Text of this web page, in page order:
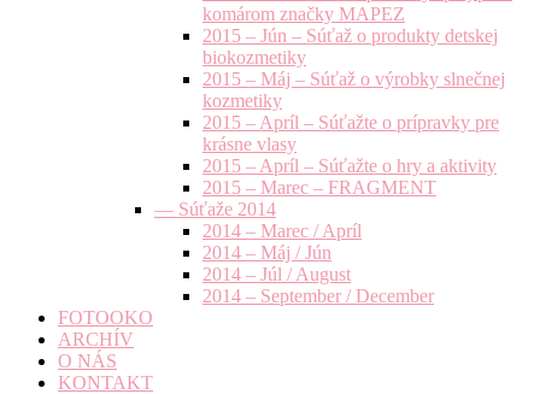
komárom značky MAPEZ
2015 – Jún – Súťaž o produkty detskej
biokozmetiky
2015 – Máj – Súťaž o výrobky slnečnej
kozmetiky
2015 – Apríl – Súťažte o prípravky pre
krásne vlasy
2015 – Apríl – Súťažte o hry a aktivity
2015 – Marec – FRAGMENT
— Súťaže 2014
2014 – Marec / Apríl
2014 – Máj / Jún
2014 – Júl / August
2014 – September / December
FOTOOKO
ARCHÍV
O NÁS
KONTAKT